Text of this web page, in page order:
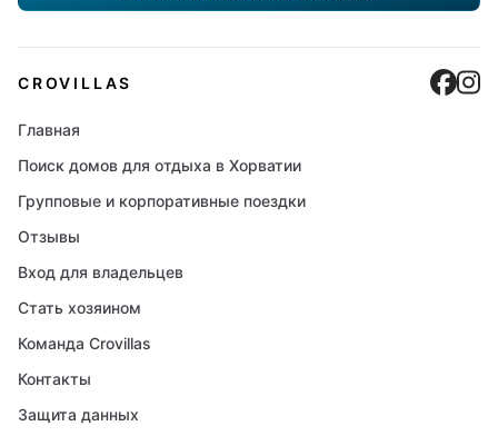
CROVILLAS
Главная
Поиск домов для отдыха в Хорватии
Групповые и корпоративные поездки
Отзывы
Вход для владельцев
Стать хозяином
Команда Crovillas
Контакты
Защита данных